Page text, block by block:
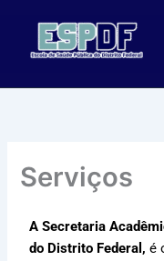
Serviços
A Secretaria
do Distrito Federal,é